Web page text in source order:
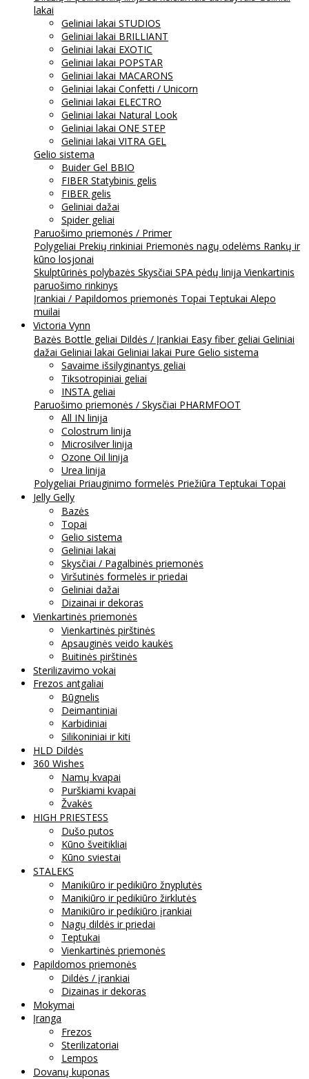
lakai
Geliniai lakai STUDIOS
Geliniai lakai BRILLIANT
Geliniai lakai EXOTIC
Geliniai lakai POPSTAR
Geliniai lakai MACARONS
Geliniai lakai Confetti / Unicorn
Geliniai lakai ELECTRO
Geliniai lakai Natural Look
Geliniai lakai ONE STEP
Geliniai lakai VITRA GEL
Gelio sistema
Buider Gel BBIO
FIBER Statybinis gelis
FIBER gelis
Geliniai dažai
Spider geliai
Paruošimo priemonės / Primer
Polygeliai Prekių rinkiniai Priemonės nagų odelėms Rankų ir
kūno losjonai
Skulptūrinės polybazės Skysčiai SPA pėdų linija Vienkartinis
paruošimo rinkinys
Įrankiai / Papildomos priemonės Topai Teptukai Alepo
muilai
Victoria Vynn
Bazės Bottle geliai Dildės / Įrankiai Easy fiber geliai Geliniai
dažai Geliniai lakai Geliniai lakai Pure Gelio sistema
Savaime išsilyginantys geliai
Tiksotropiniai geliai
INSTA geliai
Paruošimo priemonės / Skysčiai PHARMFOOT
All IN linija
Colostrum linija
Microsilver linija
Ozone Oil linija
Urea linija
Polygeliai Priauginimo formelės Priežiūra Teptukai Topai
Jelly Gelly
Bazės
Topai
Gelio sistema
Geliniai lakai
Skysčiai / Pagalbinės priemonės
Viršutinės formelės ir priedai
Geliniai dažai
Dizainai ir dekoras
Vienkartinės priemonės
Vienkartinės pirštinės
Apsauginės veido kaukės
Buitinės pirštinės
Sterilizavimo vokai
Frezos antgaliai
Būgnelis
Deimantiniai
Karbidiniai
Silikoniniai ir kiti
HLD Dildės
360 Wishes
Namų kvapai
Purškiami kvapai
Žvakės
HIGH PRIESTESS
Dušo putos
Kūno šveitikliai
Kūno sviestai
STALEKS
Manikiūro ir pedikiūro žnyplutės
Manikiūro ir pedikiūro žirklutės
Manikiūro ir pedikiūro įrankiai
Nagų dildės ir priedai
Teptukai
Vienkartinės priemonės
Papildomos priemonės
Dildės / įrankiai
Dizainas ir dekoras
Mokymai
Įranga
Frezos
Sterilizatoriai
Lempos
Dovanų kuponas